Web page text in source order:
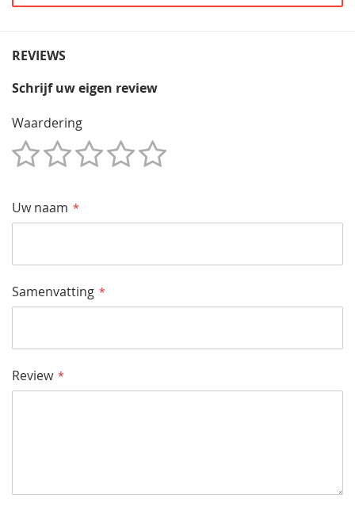
REVIEWS
Schrijf uw eigen review
Waardering
Uw naam
Samenvatting
Review